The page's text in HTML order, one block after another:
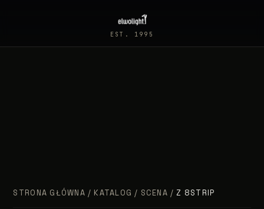
EST. 1995
STRONA GŁÓWNA / KATALOG / SCENA / Z 8STRIP